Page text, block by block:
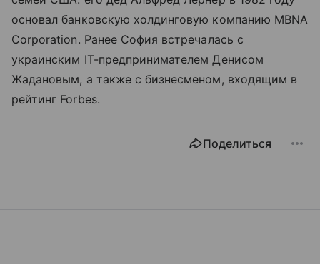
основал банковскую холдинговую компанию MBNA
Corporation. Ранее София встречалась с
украинским IT-предпринимателем Денисом
Жадановым, а также с бизнесменом, входящим в
рейтинг Forbes.
Поделиться